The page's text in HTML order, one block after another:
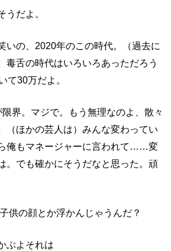
うだよ。
いの、2020年のこの時代。（過去に
毒舌の時代はいろいろあっただろう
て30万だよ。
界。マジで。もう無理なのよ、散々
（ほかの芸人は）みんな変わってい
俺もマネージャーに言われて……変
。でも確かにそうだなと思った。頑
供の顔とか浮かんじゃうんだ？
ぶよそれは